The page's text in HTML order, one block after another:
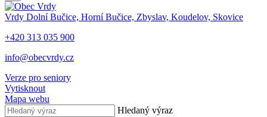
Vrdy Dolní Bučice, Horní Bučice, Zbyslav, Koudelov, Skovice
+420 313 035 900
info@obecvrdy.cz
Verze pro seniory
Vytisknout
Mapa webu
Hledaný výraz